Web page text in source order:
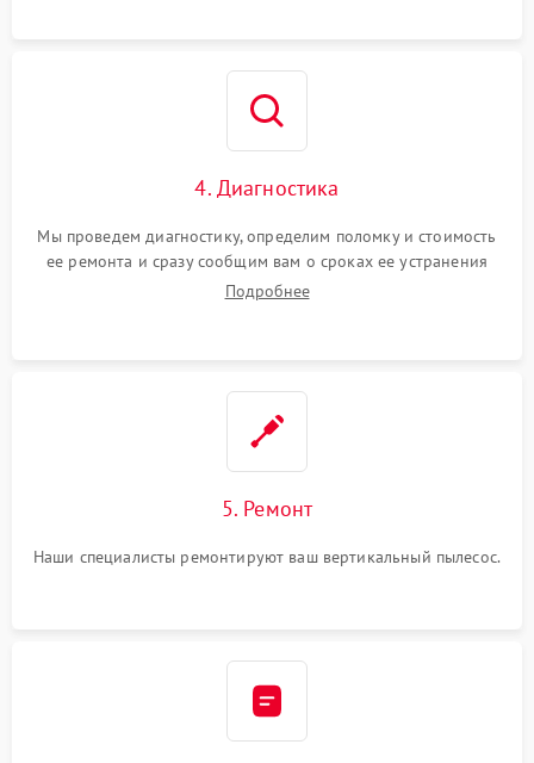
4. Диагностика
Мы проведем диагностику, определим поломку и стоимость
ее ремонта и сразу сообщим вам о сроках ее устранения
Подробнее
5. Ремонт
Наши специалисты ремонтируют ваш вертикальный пылесос.